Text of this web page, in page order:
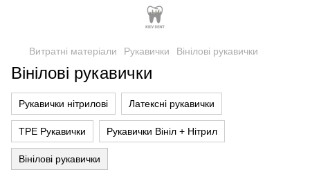
Витратні матеріали Рукавички Вінілові рукавички
Вінілові рукавички
Рукавички нітрилові Латексні рукавички
TPE Рукавички Рукавички Вініл + Нітрил
Вінілові рукавички